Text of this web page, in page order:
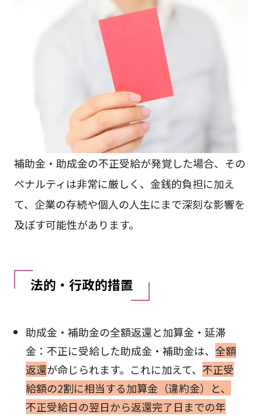
補助金・助成金の不正受給が発覚した場合、その
ペナルティは非常に厳しく、金銭的負担に加え
て、企業の存続や個人の人生にまで深刻な影響を
及ぼす可能性があります。
法的・行政的措置
助成金・補助金の全額返還と加算金・延滞
金：不正に受給した助成金・補助金は、 全額
返還が命じられます。これに加えて、 不正受
給額の2割に相当する加算金（違約金）と、
不正受給日の翌日から返還完了日までの年